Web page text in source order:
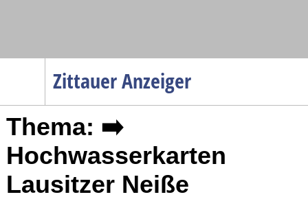
Zittauer Anzeiger
Menüpunkte
Startseite
Gesellschaft
Wirtschaft
Thema: ➡️
Hochwasserkarten
Lausitzer Neiße